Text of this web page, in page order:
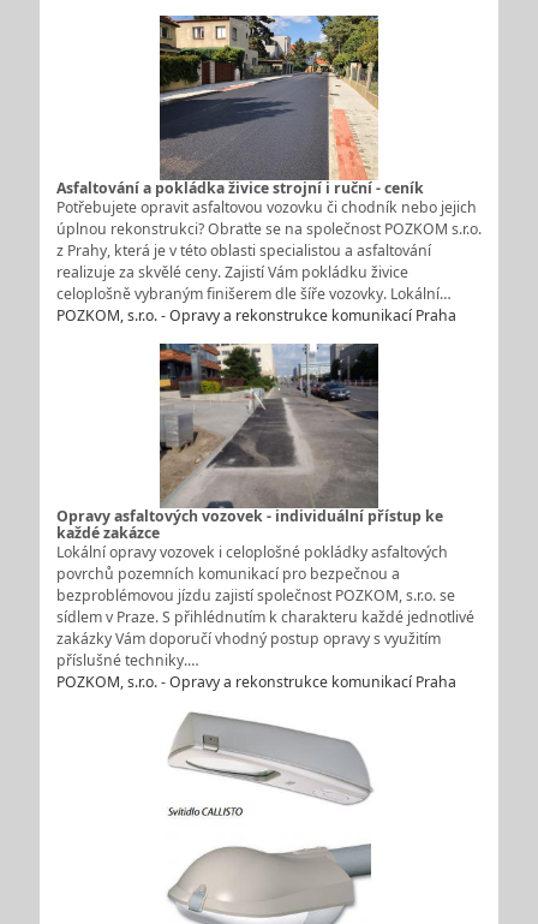
Asfaltování a pokládka živice strojní i ruční - ceník
Potřebujete opravit asfaltovou vozovku či chodník nebo jejich
úplnou rekonstrukci? Obraťte se na společnost POZKOM s.r.o.
z Prahy, která je v této oblasti specialistou a asfaltování
realizuje za skvělé ceny. Zajistí Vám pokládku živice
celoplošně vybraným finišerem dle šíře vozovky. Lokální…
POZKOM, s.r.o. - Opravy a rekonstrukce komunikací Praha
Opravy asfaltových vozovek - individuální přístup ke
každé zakázce
Lokální opravy vozovek i celoplošné pokládky asfaltových
povrchů pozemních komunikací pro bezpečnou a
bezproblémovou jízdu zajistí společnost POZKOM, s.r.o. se
sídlem v Praze. S přihlédnutím k charakteru každé jednotlivé
zakázky Vám doporučí vhodný postup opravy s využitím
příslušné techniky.…
POZKOM, s.r.o. - Opravy a rekonstrukce komunikací Praha